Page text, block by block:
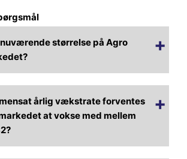
størrelse på Agro
årlig vækstrate forventes
at vokse med mellem